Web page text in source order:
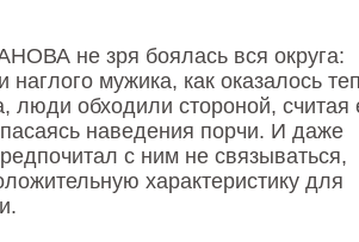
не зря боялась вся округа:
наглого мужика, как оказалось
люди обходили стороной, считая
наведения порчи. И даже
с ним не связываться,
характеристику для